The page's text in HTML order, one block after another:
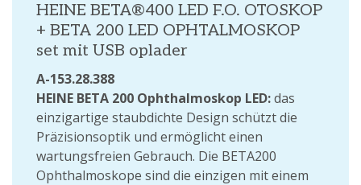
HEINE BETA®400 LED F.O. OTOSKOP
+ BETA 200 LED OPHTALMOSKOP
set mit USB oplader
A-153.28.388
HEINE BETA 200 Ophthalmoskop LED:das
einzigartige staubdichte Design schützt die
Präzisionsoptik und ermöglicht einen
wartungsfreien Gebrauch. Die BETA200
Ophthalmoskope sind die einzigen mit einem